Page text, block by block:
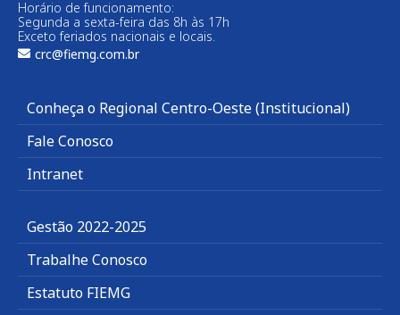
Horário de funcionamento:
Segunda a sexta-feira das 8h às 17h
Exceto feriados nacionais e locais.
crc@fiemg.com.br
Conheça o Regional Centro-Oeste (Institucional)
Fale Conosco
Intranet
Gestão 2022-2025
Trabalhe Conosco
Estatuto FIEMG